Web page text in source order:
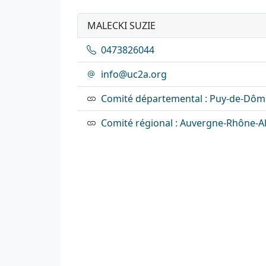
MALECKI SUZIE
0473826044
info@uc2a.org
Comité départemental : Puy-de-
Comité régional : Auvergne-Rhône-